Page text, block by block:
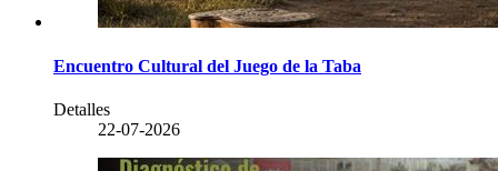
Encuentro Cultural del Juego de la Taba
Detalles
22-07-2026